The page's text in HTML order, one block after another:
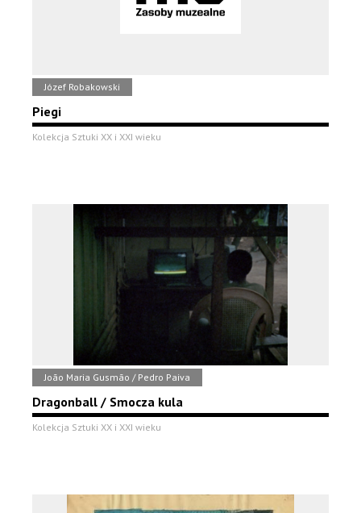
Józef Robakowski
Piegi
Kolekcja Sztuki XX i XXI wieku
João Maria Gusmão / Pedro Paiva
Dragonball / Smocza kula
Kolekcja Sztuki XX i XXI wieku